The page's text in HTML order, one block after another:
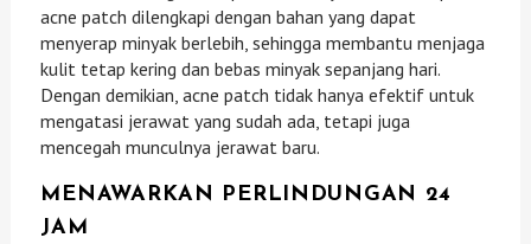
acne patch dilengkapi dengan bahan yang dapat
menyerap minyak berlebih, sehingga membantu menjaga
kulit tetap kering dan bebas minyak sepanjang hari.
Dengan demikian, acne patch tidak hanya efektif untuk
mengatasi jerawat yang sudah ada, tetapi juga
mencegah munculnya jerawat baru.
MENAWARKAN PERLINDUNGAN 24
JAM